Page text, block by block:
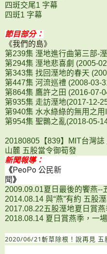
四斑交尾1 字幕
四斑1 字幕
節目部分：
《我們的島》
第239集 溼地進行曲第三部-
第294集 溼地悲喜劇 (2005-
第343集 找回溼地的春天
第447集 河流巡禮 (2008-03-
第864集 鷹許之田 (2016-07-
第935集 走訪溼地(2017-12-
第940集 水水綠綠的無用之
第954集 聖䴉之亂(2018-05-
20180805【839】MIT台灣
山麓 五股當令御筍發
新聞報導：
《PeoPo 公民新
聞》
2009.09.01夏日最後的饗燕--
2014.08.14 與“燕”有約 五股
2017.08.22五股溼地夏日賞
2018.08.14 夏日賞燕季，一
2020/06/21斬草除根！說再見 五